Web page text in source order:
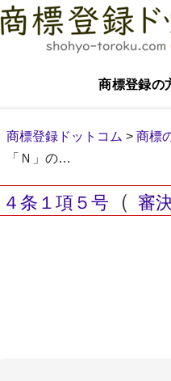
商標登録の
商標登録ドットコム > 商標
「Ｎ」の…
４条１項５号 （ 審